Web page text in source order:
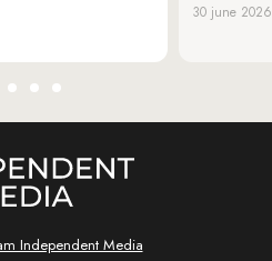
30 june 2026
Independent Media